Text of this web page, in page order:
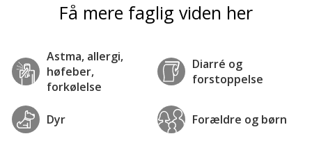
Få mere faglig viden her
Astma, allergi,
høfeber,
forkølelse
Diarré og
forstoppelse
Dyr Forældre og børn